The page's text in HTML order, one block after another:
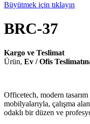
Büyütmek için tıklayın
BRC-37
Kargo ve Teslimat
Ürün, Ev / Ofis
Officetech, modern
mobilyalarıyla, çalışma
odaklı bir düzen ve